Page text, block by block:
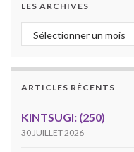
LES ARCHIVES
Les archives
ARTICLES RÉCENTS
KINTSUGI: (250)
30 JUILLET 2026